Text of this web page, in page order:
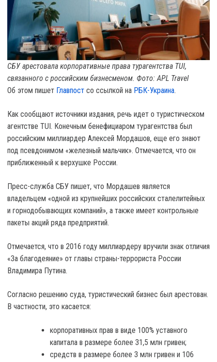
СБУ арестовала корпоративные права турагентства TUI,
связанного с российским бизнесменом. Фото: APL Travel
Об этом пишет Главпост со ссылкой на РБК-Украина.
Как сообщают источники издания, речь идет о туристическом
агентстве TUI. Конечным бенефициаром турагентства был
российским миллиардер Алексей Мордашов, еще его знают
под псевдонимом «железный мальчик». Отмечается, что он
приближенный к верхушке России.
Пресс-служба СБУ пишет, что Мордашев является
владельцем «одной из крупнейших российских сталелитейных
и горнодобывающих компаний», а также имеет контрольные
пакеты акций ряда предприятий.
Отмечается, что в 2016 году миллиардеру вручили знак отличия
«За благодеяние» от главы страны-террориста России
Владимира Путина.
Согласно решению суда, туристический бизнес был арестован.
В частности, это касается:
корпоративных прав в виде 100% уставного
капитала в размере более 31,5 млн гривен;
средств в размере более 3 млн гривен и 106